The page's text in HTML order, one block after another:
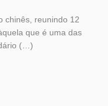
chinês, reunindo 12
que é uma das
(…)